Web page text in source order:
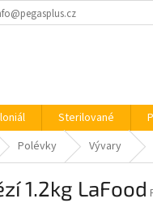
Sterilované
Polévky Vývary
1.2kg LaFood